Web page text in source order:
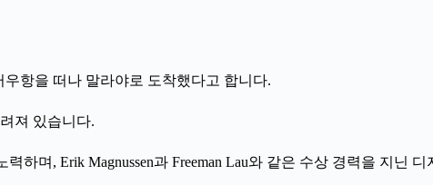
항을 떠나 말라야로 도착했다고 합니다.
져 있습니다.
며, Erik Magnussen과 Freeman Lau와 같은 수상 경력을 지닌